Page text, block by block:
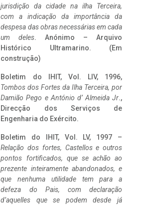
jurisdição da cidade na ilha Terceira,
com a indicação da importância da
despesa das obras necessárias em cada
um deles. Anónimo – Arquivo
Histórico Ultramarino. (Em
construção)
Boletim do IHIT, Vol. LIV, 1996,
Tombos dos Fortes da Ilha Terceira, por
Damião Pego e António d’ Almeida Jr.,
Direcção dos Serviços de
Engenharia do Exército.
Boletim do IHIT, Vol. LV, 1997 –
Relação dos fortes, Castellos e outros
pontos fortificados, que se achão ao
prezente inteiramente abandonados, e
que nenhuma utilidade tem para a
defeza do Pais, com declaração
d’aquelles que se podem desde já